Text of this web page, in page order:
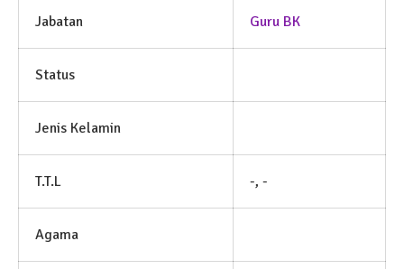
Jabatan Guru BK
Status
Jenis Kelamin
T.T.L -, -
Agama